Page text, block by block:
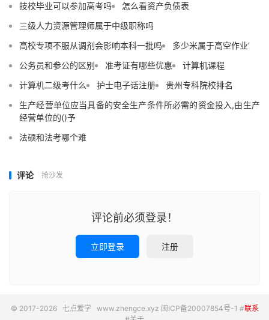
技校毕业可以参加高考吗
怎么看资产负债表
三级人力资源管理师属于中级职称吗
高校专项不服从调剂会影响本科一批吗
多少米属于高空作业‘
公务员和参公的区别
准考证有哪些优惠
计算机课程
计算机二级考什么
护士电子话注册
贵州专科院校排名
生产经营单位应当具备的安全生产条件所必需的资金投入,由生产
经营单位的()予
法硕和法考哪个难
评论 抢沙发
评论前必须登录！
立即登录 注册
© 2017-2026 七点爱学www.zhengce.xyz 闽ICP备20007854号-1 #联系